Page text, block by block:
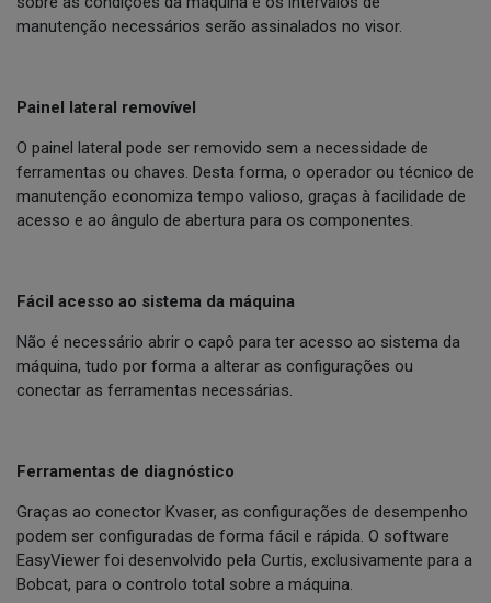
manutenção necessários serão assinalados no visor.
Painel lateral removível
O painel lateral pode ser removido sem a necessidade de
ferramentas ou chaves. Desta forma, o operador ou técnico de
manutenção economiza tempo valioso, graças à facilidade de
acesso e ao ângulo de abertura para os componentes.
Fácil acesso ao sistema da máquina
Não é necessário abrir o capô para ter acesso ao sistema da
máquina, tudo por forma a alterar as configurações ou
conectar as ferramentas necessárias.
Ferramentas de diagnóstico
Graças ao conector Kvaser, as configurações de desempenho
podem ser configuradas de forma fácil e rápida. O software
EasyViewer foi desenvolvido pela Curtis, exclusivamente para a
Bobcat, para o controlo total sobre a máquina.